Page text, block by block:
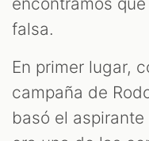
falsa.
En primer lugar,
campaña de
basó el